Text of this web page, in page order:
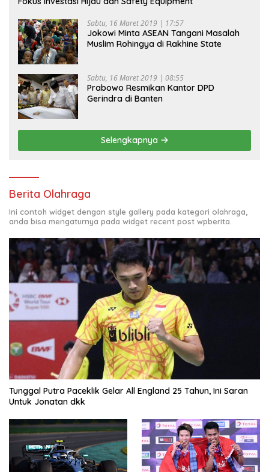
Sabtu, 16 Maret 2019 | 17:57
Jokowi Minta ASEAN Tangani Masalah
Muslim Rohingya di Rakhine State
Sabtu, 16 Maret 2019 | 08:55
Prabowo Resmikan Kantor DPD
Gerindra di Banten
Selengkapnya
Berita Olahraga
Ini contoh widget dengan style gallery pada kategori olahraga,
anda bisa mengaturnya pada widget recent post wpberita.
Tunggal Putra Paceklik Gelar All England 25 Tahun, Ini Saran
Untuk Jonatan dkk